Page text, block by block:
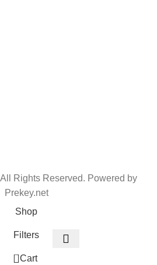
Rights Reserved. Powered by
Prekey.net
Shop
Filters
0 Cart